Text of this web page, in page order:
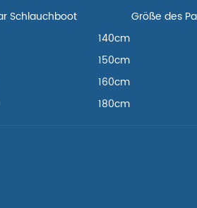
Schlauchboot
Größe des
140cm
150cm
160cm
180cm